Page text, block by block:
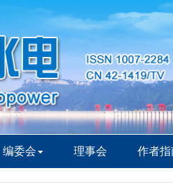
编委会 理事会 作者指